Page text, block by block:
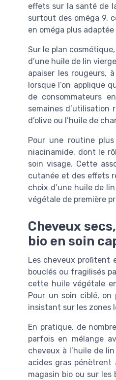
effets sur la santé de
surtout des oméga 9,
en oméga plus
Sur le plan
d’une huile de lin
apaiser les rougeurs,
lorsque l’on applique
de consommateurs
semaines d’utilisation
d’olive ou l’huile de
Pour une routine
niacinamide, dont le
soin visage. Cette
cutanée et des effets
choix d’une huile de
végétale de première
Cheveux
bio en soin
Les cheveux profitent
bouclés ou fragilisés
cette huile végétale
Pour un soin ciblé,
insistant sur les zones
En pratique, de
parfois en mélange
cheveux à l’huile de
acides gras pénètrent
magasin bio ou sur